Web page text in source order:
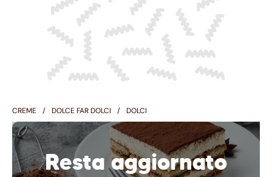
CREME DOLCE FAR DOLCI DOLCI
Resta aggiornato